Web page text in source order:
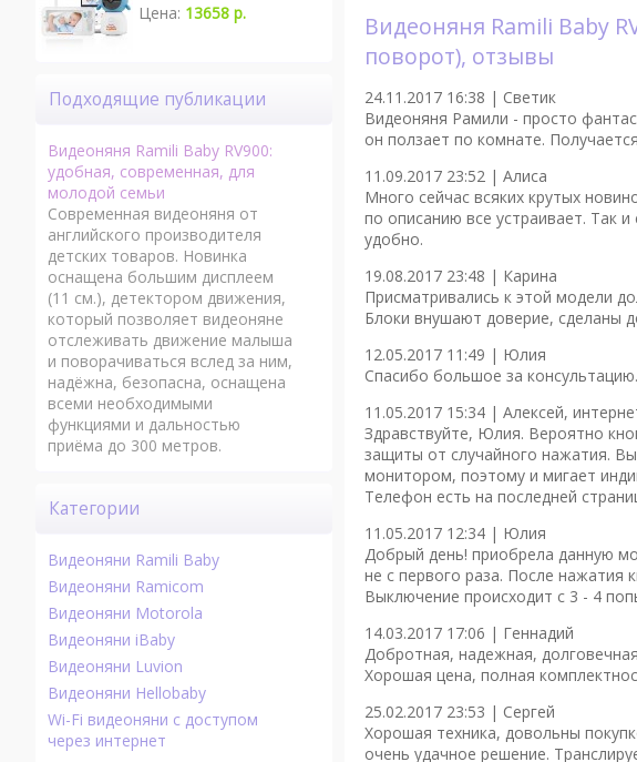
Видеоняня Ramili Baby
поворот), отзывы
24.11.2017 16:38 | Светик
Видеоняня Рамили - просто
он ползает по комнате.
11.09.2017 23:52 |Алиса
Много сейчас всяких крутых
по описанию все устраивает. Так
удобно.
19.08.2017 23:48 | Карина
Присматривались к этой модели
Блоки внушают доверие, сделаны
12.05.2017 11:49 | Юлия
Спасибо большое за
11.05.2017 15:34 |Алексей,
Здравствуйте, Юлия. Вероятно
защиты от случайного нажатия.
монитором, поэтому и мигает
Телефон есть на последней
11.05.2017 12:34 | Юлия
Добрый день! приобрела данную
не с первого раза. После нажатия
Выключение происходит с 3 - 4
14.03.2017 17:06 | Геннадий
Добротная, надежная,
Хорошая цена, полная
25.02.2017 23:53 | Сергей
Хорошая техника, довольны
очень удачное решение.
Цена: 13658 р.
Подходящие публикации
Видеоняня Ramili Baby RV900:
удобная, современная, для
молодой семьи
Современная видеоняня от
английского производителя
детских товаров. Новинка
оснащена большим дисплеем
(11 см.), детектором движения,
который позволяет видеоняне
отслеживать движение малыша
и поворачиваться вслед за ним,
надёжна, безопасна, оснащена
всеми необходимыми
функциями и дальностью
приёма до 300 метров.
Категории
Видеоняни Ramili Baby
Видеоняни Ramicom
Видеоняни Motorola
Видеоняни iBaby
Видеоняни Luvion
Видеоняни Hellobaby
Wi-Fi видеоняни с доступом
через интернет